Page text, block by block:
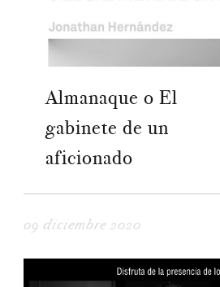
Almanaque o El
gabinete de un
aficionado
09 diciembre 2020